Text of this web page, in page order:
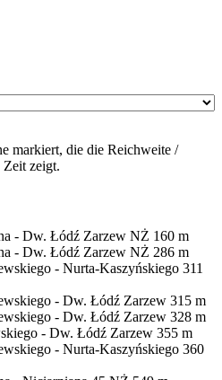
markiert, die die Reichweite /
Zeit zeigt.
- Dw. Łódź Zarzew NŻ 160 m
- Dw. Łódź Zarzew NŻ 286 m
- Nurta-Kaszyńskiego 311
- Dw. Łódź Zarzew 315 m
- Dw. Łódź Zarzew 328 m
- Dw. Łódź Zarzew 355 m
- Nurta-Kaszyńskiego 360